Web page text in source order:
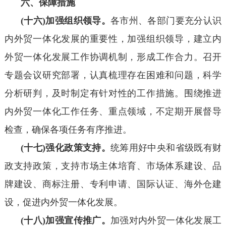
六、保障措施
(十六)加强组织领导。 各市州、各部门要充分认识
内外贸一体化发展的重要性，加强组织领导，建立内
外贸一体化发展工作协调机制，形成工作合力。召开
专题会议研究部署，认真梳理存在困难和问题，科学
分析研判，及时制定有针对性的工作措施。围绕推进
内外贸一体化工作任务、重点领域，不定期开展督导
检查，确保各项任务有序推进。
(十七)强化政策支持。 统筹用好中央和省级既有财
政支持政策，支持市场主体培育、市场体系建设、品
牌建设、商标注册、专利申请、国际认证、海外仓建
设，促进内外贸一体化发展。
(十八)加强宣传推广。 加强对内外贸一体化发展工